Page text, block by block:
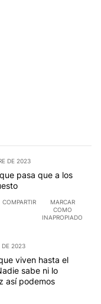
DE 2023
pasa que a los
COMPARTIR
MARCAR
COMO
INAPROPIADO
DE 2023
viven hasta el
sabe ni lo
así podemos